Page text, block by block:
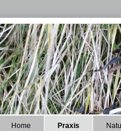
Home Praxis